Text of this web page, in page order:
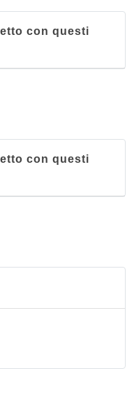
con questi
con questi